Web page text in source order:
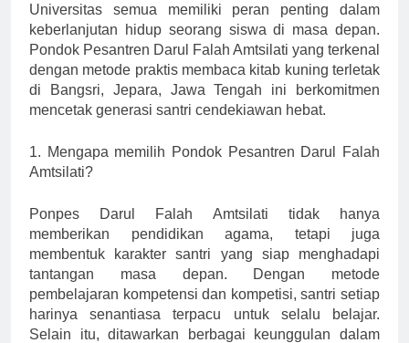
Universitas semua memiliki peran penting dalam
keberlanjutan hidup seorang siswa di masa depan.
Pondok Pesantren Darul Falah Amtsilati yang terkenal
dengan metode praktis membaca kitab kuning terletak
di Bangsri, Jepara, Jawa Tengah ini berkomitmen
mencetak generasi santri cendekiawan hebat.
1. Mengapa memilih Pondok Pesantren Darul Falah
Amtsilati?
Ponpes Darul Falah Amtsilati tidak hanya
memberikan pendidikan agama, tetapi juga
membentuk karakter santri yang siap menghadapi
tantangan masa depan. Dengan metode
pembelajaran kompetensi dan kompetisi, santri setiap
harinya senantiasa terpacu untuk selalu belajar.
Selain itu, ditawarkan berbagai keunggulan dalam